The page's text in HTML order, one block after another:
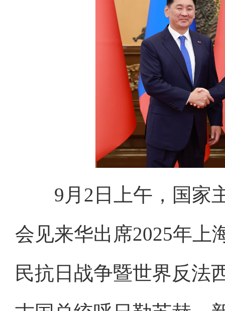
9月2日上午，国家
会见来华出席2025年上
民抗日战争暨世界反法